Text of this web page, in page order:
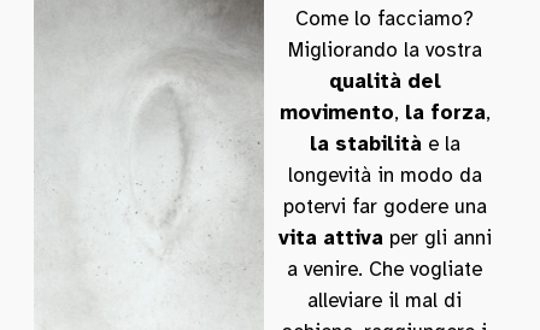
Come lo facciamo?
Migliorando la vostra
qualità del
movimento, la forza,
la stabilitàe la
longevità in modo da
potervi far godere una
vita attivaper gli anni
a venire. Che vogliate
alleviare il mal di